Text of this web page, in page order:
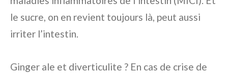
le sucre, on en revient toujours là, peut aussi
irriter l’intestin.
Ginger ale et diverticulite ? En cas de crise de